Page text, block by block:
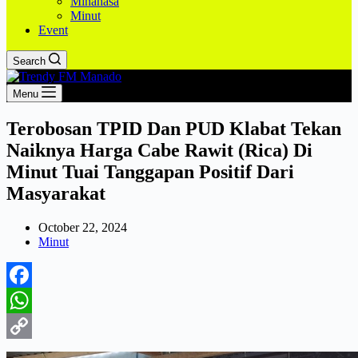
Minut
Event
Search
Menu
Terobosan TPID Dan PUD Klabat Tekan
Naiknya Harga Cabe Rawit (Rica) Di
Minut Tuai Tanggapan Positif Dari
Masyarakat
October 22, 2024
Minut
Facebook
WhatsApp
Copy